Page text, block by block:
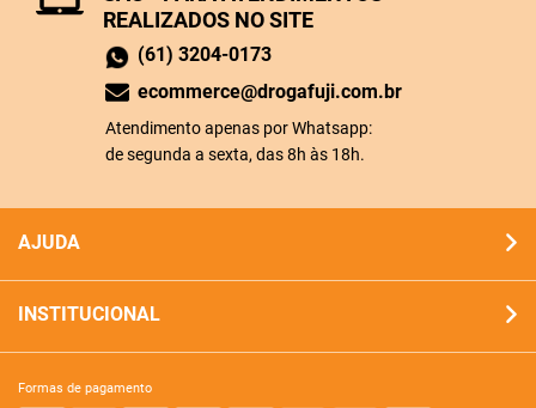
REALIZADOS NO SITE
(61) 3204-0173
ecommerce@drogafuji.com.br
Atendimento apenas por Whatsapp:
de segunda a sexta, das 8h às 18h.
AJUDA
INSTITUCIONAL
formas de pagamento